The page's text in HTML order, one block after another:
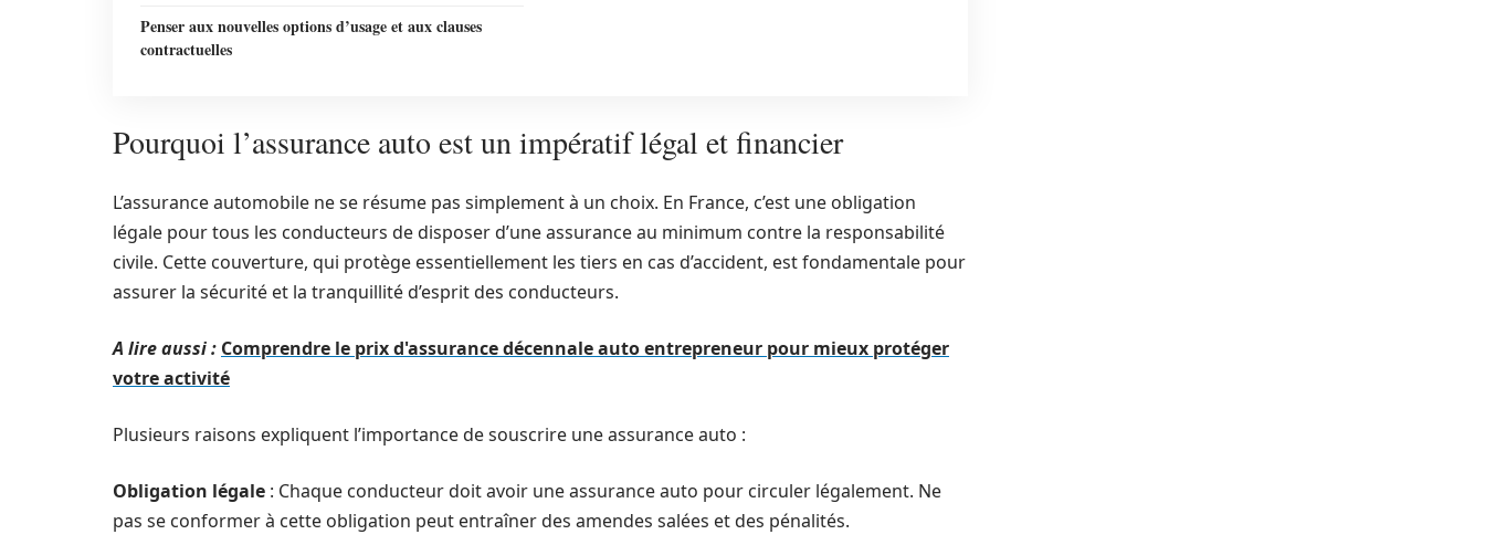
Penser aux nouvelles options d’usage et aux clauses
contractuelles
Pourquoi l’assurance auto est un impératif légal et financier
L’assurance automobile ne se résume pas simplement à un choix. En France, c’est une obligation
légale pour tous les conducteurs de disposer d’une assurance au minimum contre la responsabilité
civile. Cette couverture, qui protège essentiellement les tiers en cas d’accident, est fondamentale pour
assurer la sécurité et la tranquillité d’esprit des conducteurs.
A lire aussi : Comprendre le prix d'assurance décennale auto entrepreneur pour mieux protéger
votre activité
Plusieurs raisons expliquent l’importance de souscrire une assurance auto :
Obligation légale : Chaque conducteur doit avoir une assurance auto pour circuler légalement. Ne
pas se conformer à cette obligation peut entraîner des amendes salées et des pénalités.